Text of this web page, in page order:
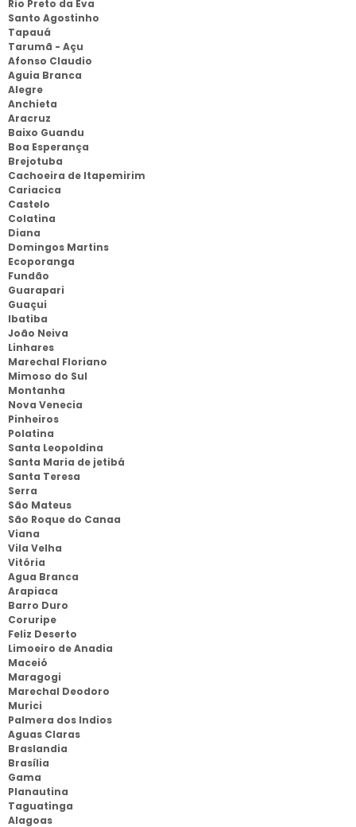
Rio Preto da Eva
Santo Agostinho
Tapauá
Tarumã - Açu
Afonso Claudio
Aguia Branca
Alegre
Anchieta
Aracruz
Baixo Guandu
Boa Esperança
Brejotuba
Cachoeira de Itapemirim
Cariacica
Castelo
Colatina
Diana
Domingos Martins
Ecoporanga
Fundão
Guarapari
Guaçui
Ibatiba
João Neiva
Linhares
Marechal Floriano
Mimoso do Sul
Montanha
Nova Venecia
Pinheiros
Polatina
Santa Leopoldina
Santa Maria de jetibá
Santa Teresa
Serra
São Mateus
São Roque do Canaa
Viana
Vila Velha
Vitória
Agua Branca
Arapiaca
Barro Duro
Coruripe
Feliz Deserto
Limoeiro de Anadia
Maceió
Maragogi
Marechal Deodoro
Murici
Palmera dos Indios
Aguas Claras
Braslandia
Brasília
Gama
Planautina
Taguatinga
Alagoas